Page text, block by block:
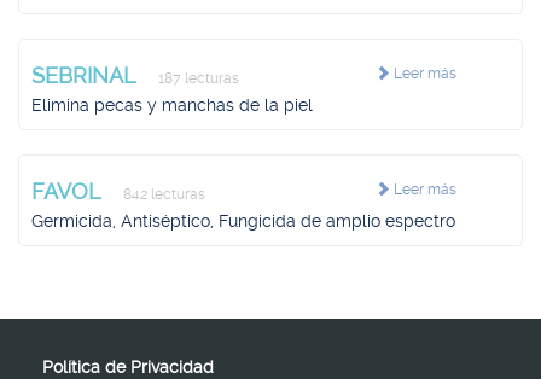
Leer más
SEBRINAL 187 lecturas
Elimina pecas y manchas de la piel
Leer más
FAVOL 842 lecturas
Germicida, Antiséptico, Fungicida de amplio espectro
Política de Privacidad